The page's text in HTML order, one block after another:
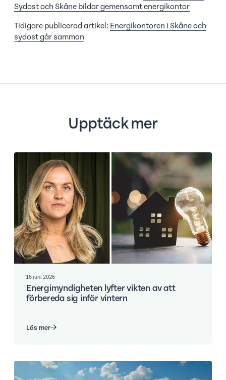
Sydost och Skåne bildar gemensamt energikontor
Tidigare publicerad artikel: Energikontoren i Skåne och
sydost går samman
Upptäck mer
16 juni 2026
Energimyndigheten lyfter vikten av att
förbereda sig inför vintern
Läs mer